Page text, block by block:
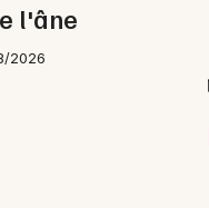
l'âne
2026